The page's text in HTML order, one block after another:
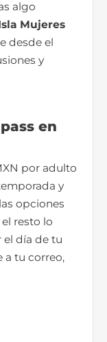
algo
Mujeres
desde el
y
en
por adulto
y
opciones
resto lo
el día de tu
a tu correo,